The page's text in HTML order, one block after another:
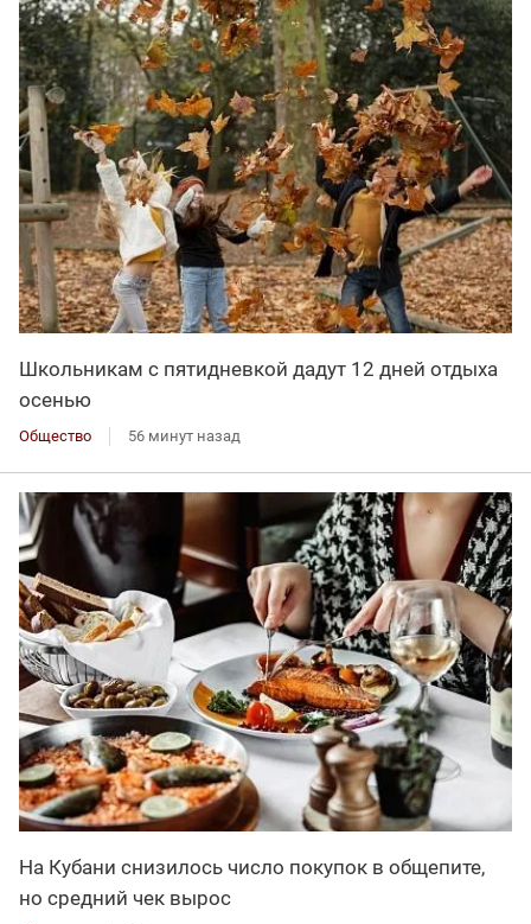
Школьникам с пятидневкой дадут 12 дней отдыха
осенью
Общество 56 минут назад
На Кубани снизилось число покупок в общепите,
но средний чек вырос